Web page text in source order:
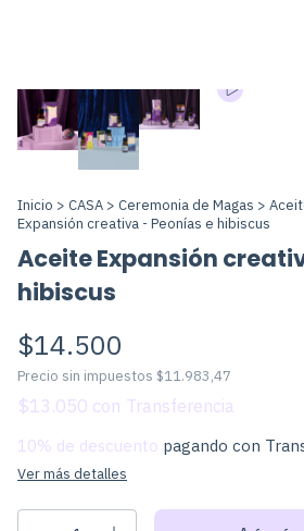
Inicio > CASA > Ceremonia de Magas >
Expansión creativa - Peonías e hibiscus
Aceite Expansión
hibiscus
$14.500
Precio sin impuestos $11.983,47
$13.050 con
10% de descuento pagando con
Ver más detalles